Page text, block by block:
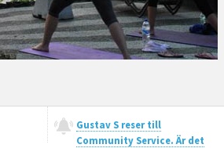
Gustav S reser till
Community Service. Är det